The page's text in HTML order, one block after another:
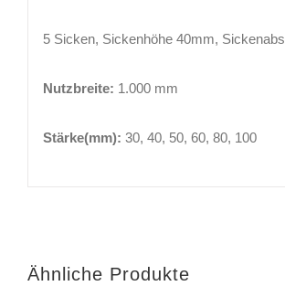
5 Sicken, Sickenhöhe 40mm,
Nutzbreite: 1.000 mm
Stärke(mm): 30, 40, 50, 60, 80, 100
Ähnliche Produkte